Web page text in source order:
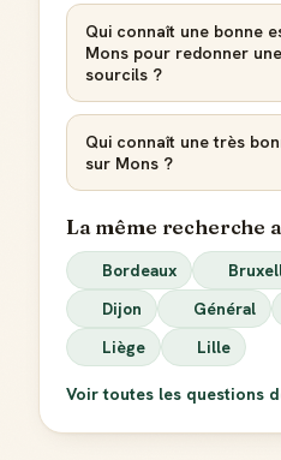
Qui connaît une bonne
Mons pour redonner
sourcils ?
Qui connaît une très
sur Mons ?
La même recherche
Bordeaux
Dijon
Général
Liège
Lille
Voir toutes les questions